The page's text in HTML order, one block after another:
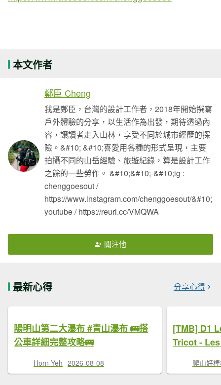
本文作者
鄭臣 Cheng
我是鄭臣，台灣的設計工作者，2018年開始撰寫
戶外體驗的分享，以生活作為出發，期待透過內
容，讓讀者走入山林，享受不同於城市經歷的探
險。&#10; &#10;喜愛用各種的形式呈現，主要
拍攝不同的山岳經驗、旅遊紀錄，算是設計工作
之餘的一些勞作。 &#10;&#10;-&#10;ig :
chenggoesout /
https://www.instagram.com/chenggoesout/&#10;
youtube / https://reurl.cc/VMQWA
關注他
最新心得 分享心得
陽明山第二大瀑布 #青山瀑布 🚌搭
公車詳細完整攻略🚌
Horn Yeh 2026-08-08
[TMB] D1
Tricot -
爬山好